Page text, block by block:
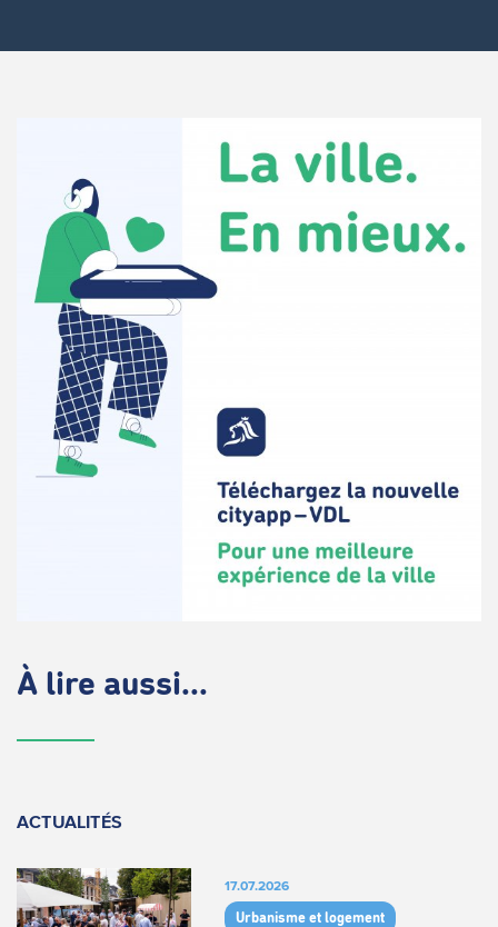
À lire aussi...
ACTUALITÉS
17.07.2026
Urbanisme et logement